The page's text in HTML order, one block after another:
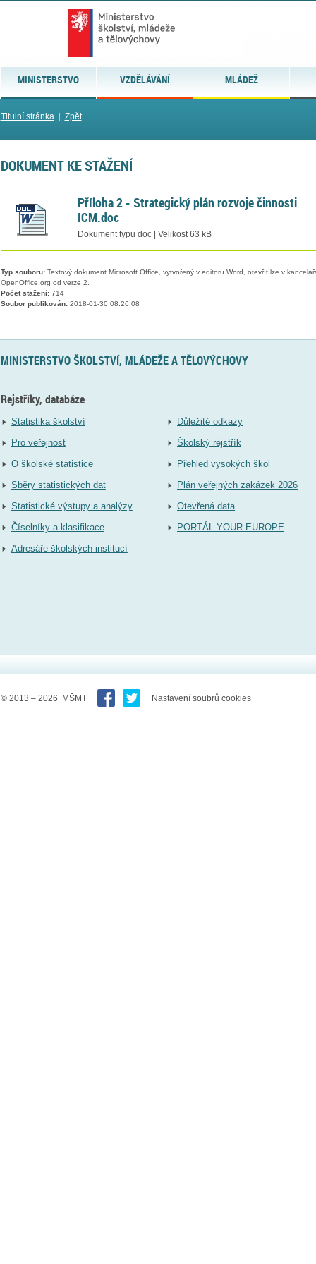
MINISTERSTVO VZDĚLÁVÁNÍ MLÁDEŽ
Titulní stránka| Zpět
DOKUMENT KE STAŽENÍ
Příloha 2 - Strategický plán rozvoje činnosti
ICM.doc
Dokument typu doc | Velikost 63 kB
Typ souboru:Textový dokument Microsoft Office, vytvořený v editoru Word, otevřít lze v
OpenOffice.org od verze 2.
Počet stažení:714
Soubor publikován:2018-01-30 08:26:08
MINISTERSTVO ŠKOLSTVÍ, MLÁDEŽE A TĚLOVÝCHOVY
Rejstříky, databáze
Statistika školství
Pro veřejnost
O školské statistice
Sběry statistických dat
Statistické výstupy a analýzy
Číselníky a klasifikace
Adresáře školských institucí
Důležité odkazy
Školský rejstřík
Přehled vysokých škol
Plán veřejných zakázek 2026
Otevřená data
PORTÁL YOUR EUROPE
© 2013 – 2026 MŠMT Nastavení soubrů cookies